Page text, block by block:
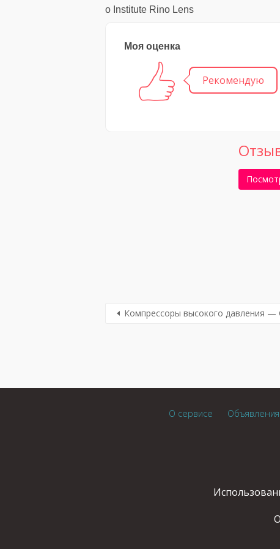
о Institute Rino Lens
Моя оценка
Рекомендую
Компрессоры высокого давления
О сервисе Объявления